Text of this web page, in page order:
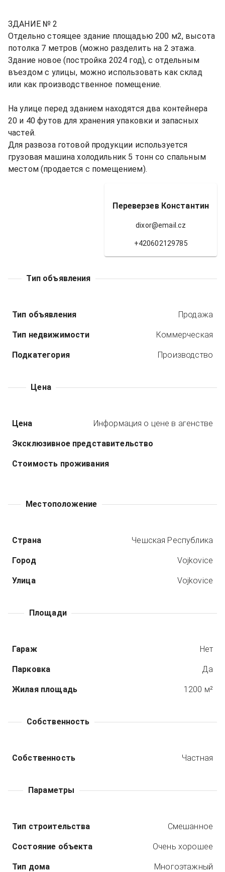
ЗДАНИЕ № 2
Отдельно стоящее здание площадью 200 м2, высота
потолка 7 метров (можно разделить на 2 этажа.
Здание новое (постройка 2024 год), с отдельным
въездом с улицы, можно использовать как склад
или как производственное помещение.
На улице перед зданием находятся два контейнера
20 и 40 футов для хранения упаковки и запасных
частей.
Для развоза готовой продукции используется
грузовая машина холодильник 5 тонн со спальным
Переверзев Константин
dixor@email.cz
+420602129785
Тип объявления
Тип объявления Продажа
Тип недвижимости Коммерческая
Подкатегория Производство
Цена
Цена Информация о цене в агенстве
Эксклюзивное представительство
Стоимость проживания
Местоположение
Страна Чешская Республика
Город Vojkovice
Улица Vojkovice
Площади
Гараж Нет
Парковка Да
Жилая площадь 1200 м²
Собственность
Собственность Частная
Параметры
Тип строительства Смешанное
Состояние объекта Очень хорошее
Тип дома Многоэтажный